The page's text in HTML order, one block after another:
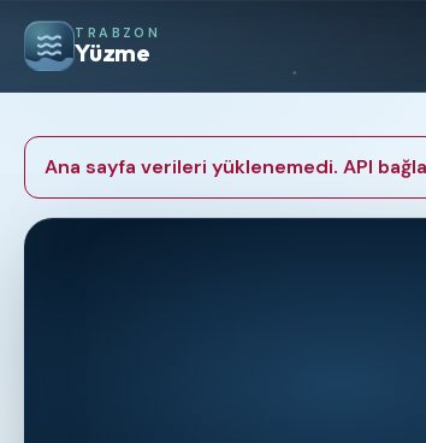
TRABZON
Yüzme
Ana sayfa verileri yüklenemedi. API